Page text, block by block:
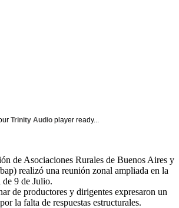
Trinity Audio player ready...
de Asociaciones Rurales de Buenos Aires y
realizó una reunión zonal ampliada en la
de 9 de Julio.
de productores y dirigentes expresaron un
la falta de respuestas estructurales.